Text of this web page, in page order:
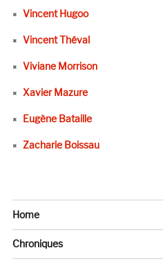
Vincent Hugoo
Vincent Théval
Viviane Morrison
Xavier Mazure
Eugène Bataille
Zacharie Boissau
Home
Chroniques